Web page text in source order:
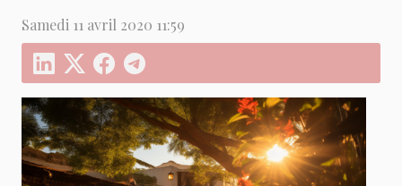
Samedi 11 avril 2020 11:59